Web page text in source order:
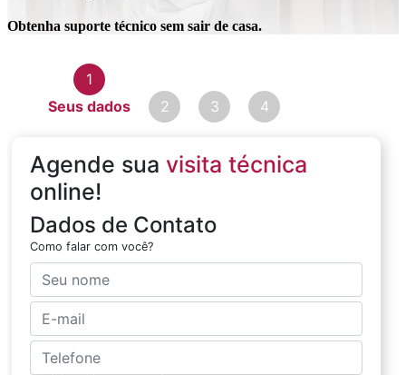
Obtenha suporte técnico sem sair de casa.